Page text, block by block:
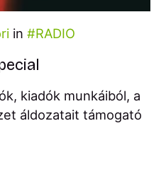
in RADIO
kiadók munkáiból, a
áldozatait támogató